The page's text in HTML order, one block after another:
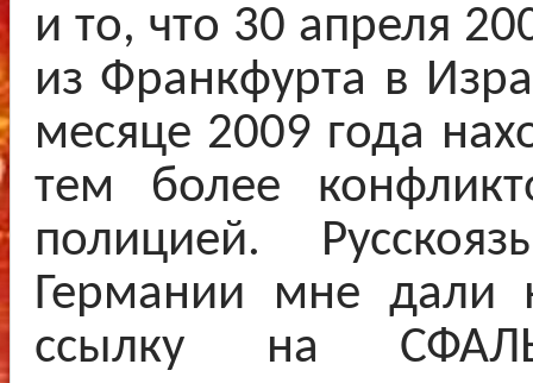
и то, что 30 апреля
из Франкфурта в
месяце 2009 года
тем более
полицией.
Германии мне дали
ссылку на